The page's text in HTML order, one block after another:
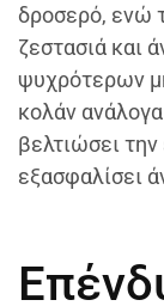
δροσερό, ενώ
ζεστασιά και
ψυχρότερων
κολάν
βελτιώσει
εξασφαλίσει